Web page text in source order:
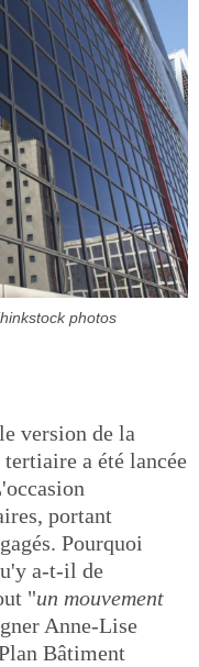
photos
version de la
a été lancée
portant
Pourquoi
a-t-il de
"un mouvement
Anne-Lise
Bâtiment